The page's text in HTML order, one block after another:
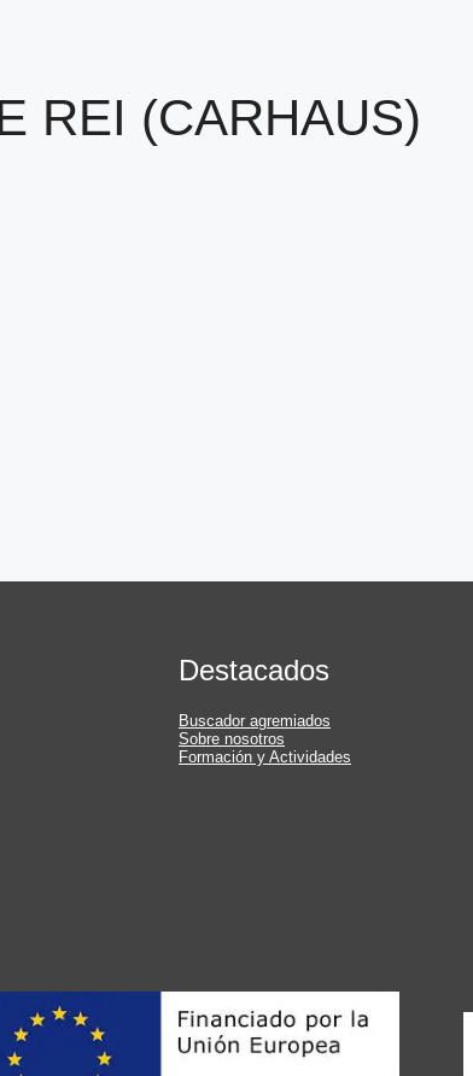
REI (CARHAUS)
Destacados
Buscador agremiados
Sobre nosotros
Formación y Actividades